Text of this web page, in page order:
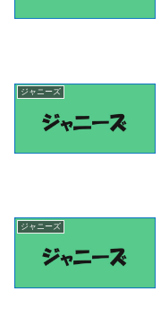
ジャニーズ
ジャニーズ